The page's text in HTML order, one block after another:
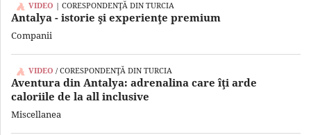
VIDEO | CORESPONDENŢĂ DIN TURCIA
Antalya - istorie şi experienţe premium
Companii
VIDEO / CORESPONDENŢĂ DIN TURCIA
Aventura din Antalya: adrenalina care îţi arde
caloriile de la all inclusive
Miscellanea